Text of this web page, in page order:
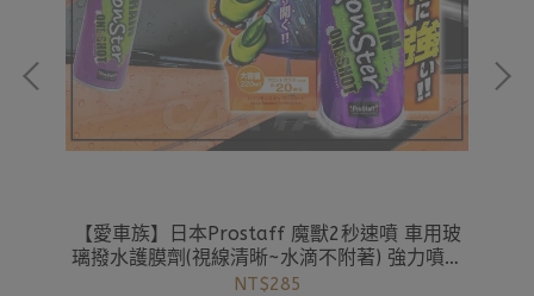
【愛車族】日本Prostaff 魔獸2秒速噴 車用玻
璃撥水護膜劑(視線清晰~水滴不附著) 強力噴射
型 A-72
NT$285